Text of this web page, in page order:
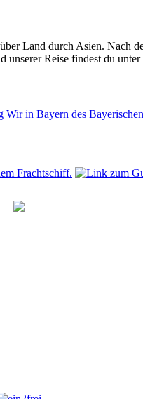
Land durch Asien. Nach
unserer Reise findest du unter